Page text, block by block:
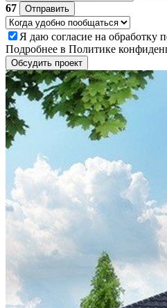
67
Отправить
Я даю согласие на обработку
Подробнее в Политике
Обсудить проект